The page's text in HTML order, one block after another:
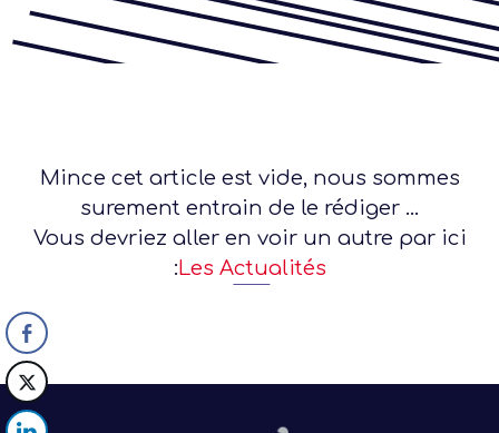
Mince cet article est vide, nous sommes
surement entrain de le rédiger ...
Vous devriez aller en voir un autre par ici
:Les Actualités